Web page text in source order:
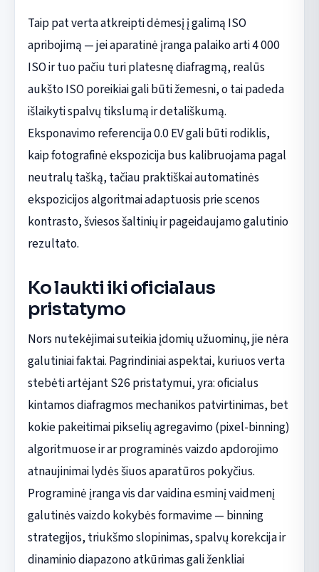
Taip pat verta atkreipti dėmesį į galimą ISO
apribojimą — jei aparatinė įranga palaiko arti 4 000
ISO ir tuo pačiu turi platesnę diafragmą, realūs
aukšto ISO poreikiai gali būti žemesni, o tai padeda
išlaikyti spalvų tikslumą ir detališkumą.
Eksponavimo referencija 0.0 EV gali būti rodiklis,
kaip fotografinė ekspozicija bus kalibruojama pagal
neutralų tašką, tačiau praktiškai automatinės
ekspozicijos algoritmai adaptuosis prie scenos
kontrasto, šviesos šaltinių ir pageidaujamo galutinio
rezultato.
Ko laukti iki oficialaus
pristatymo
Nors nutekėjimai suteikia įdomių užuominų, jie nėra
galutiniai faktai. Pagrindiniai aspektai, kuriuos verta
stebėti artėjant S26 pristatymui, yra: oficialus
kintamos diafragmos mechanikos patvirtinimas, bet
kokie pakeitimai pikselių agregavimo (pixel-binning)
algoritmuose ir ar programinės vaizdo apdorojimo
atnaujinimai lydės šiuos aparatūros pokyčius.
Programinė įranga vis dar vaidina esminį vaidmenį
galutinės vaizdo kokybės formavime — binning
strategijos, triukšmo slopinimas, spalvų korekcija ir
dinaminio diapazono atkūrimas gali ženkliai